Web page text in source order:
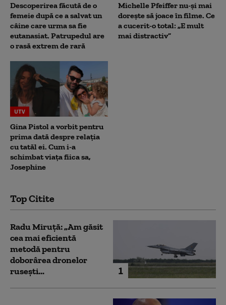
Descoperirea făcută de o
femeie după ce a salvat un
câine care urma sa fie
eutanasiat. Patrupedul are
o rasă extrem de rară
Michelle Pfeiffer nu-și mai
dorește să joace în filme. Ce
a cucerit-o total: „E mult
mai distractiv”
UTV
Gina Pistol a vorbit pentru
prima dată despre relația
cu tatăl ei. Cum i-a
schimbat viața fiica sa,
Josephine
Top Citite
1
Radu Miruță: „Am găsit
cea mai eficientă
metodă pentru
doborârea dronelor
rusești...